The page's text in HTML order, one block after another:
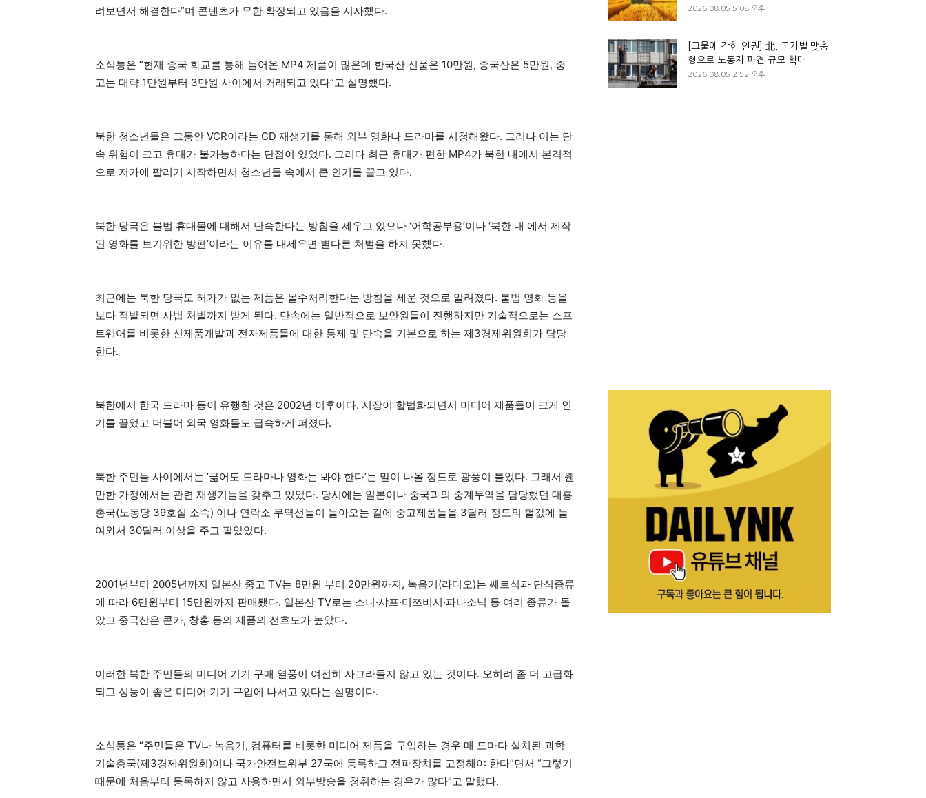
려보면서 해결한다”며 콘텐츠가 무한 확장되고 있음을 시사했다.
소식통은 “현재 중국 화교를 통해 들어온 MP4 제품이 많은데 한국산 신품은 10만원, 중국산은 5만원, 중
고는 대략 1만원부터 3만원 사이에서 거래되고 있다”고 설명했다.
북한 청소년들은 그동안 VCR이라는 CD 재생기를 통해 외부 영화나 드라마를 시청해왔다. 그러나 이는 단
속 위험이 크고 휴대가 불가능하다는 단점이 있었다. 그러다 최근 휴대가 편한 MP4가 북한 내에서 본격적
으로 저가에 팔리기 시작하면서 청소년들 속에서 큰 인기를 끌고 있다.
북한 당국은 불법 휴대물에 대해서 단속한다는 방침을 세우고 있으나 ‘어학공부용’이나 ‘북한 내 에서 제작
된 영화를 보기위한 방편’이라는 이유를 내세우면 별다른 처벌을 하지 못했다.
최근에는 북한 당국도 허가가 없는 제품은 몰수처리한다는 방침을 세운 것으로 알려졌다. 불법 영화 등을
보다 적발되면 사법 처벌까지 받게 된다. 단속에는 일반적으로 보안원들이 진행하지만 기술적으로는 소프
트웨어를 비롯한 신제품개발과 전자제품들에 대한 통제 및 단속을 기본으로 하는 제3경제위원회가 담당
한다.
북한에서 한국 드라마 등이 유행한 것은 2002년 이후이다. 시장이 합법화되면서 미디어 제품들이 크게 인
기를 끌었고 더불어 외국 영화들도 급속하게 퍼졌다.
북한 주민들 사이에서는 ‘굶어도 드라마나 영화는 봐야 한다’는 말이 나올 정도로 광풍이 불었다. 그래서 웬
만한 가정에서는 관련 재생기들을 갖추고 있었다. 당시에는 일본이나 중국과의 중계무역을 담당했던 대흥
총국(노동당 39호실 소속) 이나 연락소 무역선들이 돌아오는 길에 중고제품들을 3달러 정도의 헐값에 들
여와서 30달러 이상을 주고 팔았었다.
2001년부터 2005년까지 일본산 중고 TV는 8만원 부터 20만원까지, 녹음기(라디오)는 쎄트식과 단식종류
에 따라 6만원부터 15만원까지 판매됐다. 일본산 TV로는 소니·샤프·미쯔비시·파나소닉 등 여러 종류가 돌
았고 중국산은 콘카, 창홍 등의 제품의 선호도가 높았다.
이러한 북한 주민들의 미디어 기기 구매 열풍이 여전히 사그라들지 않고 있는 것이다. 오히려 좀 더 고급화
되고 성능이 좋은 미디어 기기 구입에 나서고 있다는 설명이다.
소식통은 “주민들은 TV나 녹음기, 컴퓨터를 비롯한 미디어 제품을 구입하는 경우 매 도마다 설치된 과학
기술총국(제3경제위원회)이나 국가안전보위부 27국에 등록하고 전파장치를 고정해야 한다”면서 “그렇기
때문에 처음부터 등록하지 않고 사용하면서 외부방송을 청취하는 경우가 많다”고 말했다.
2026.08.05 5:08 오후
[그물에 갇힌 인권] 北, 국가별 맞춤
형으로 노동자 파견 규모 확대
2026.08.05 2:52 오후